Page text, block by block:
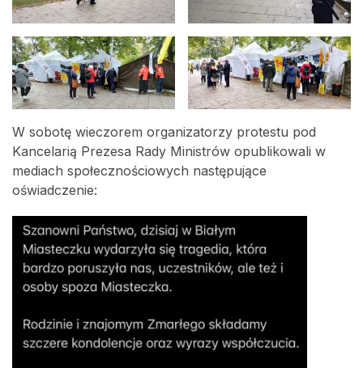
W sobotę wieczorem organizatorzy protestu pod
Kancelarią Prezesa Rady Ministrów opublikowali w
mediach społecznościowych następujące
oświadczenie: